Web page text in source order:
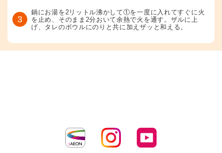
3
鍋にお湯を2リットル沸かして①を一度に入れてすぐに火
を止め、そのまま2分おいて余熱で火を通す。ザルに上
げ、タレのボウルにのりと共に加えザッと和える。